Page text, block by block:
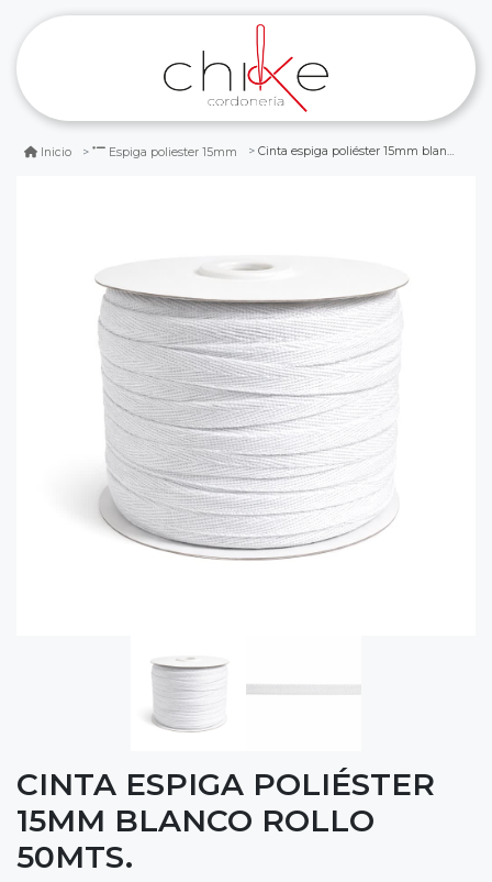
Inicio Espiga poliester 15mm Cinta espiga poliéster 15mm blanco rollo 50mts.
CINTA ESPIGA POLIÉSTER
15MM BLANCO ROLLO
50MTS.